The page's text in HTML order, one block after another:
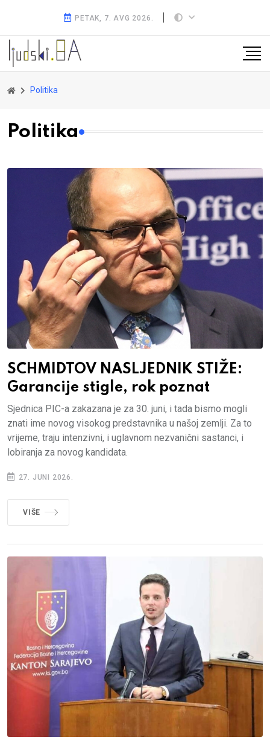
PETAK, 7. AVG 2026.
Politika
Politika
SCHMIDTOV NASLJEDNIK STIŽE:
Garancije stigle, rok poznat
Sjednica PIC-a zakazana je za 30. juni, i tada bismo mogli
znati ime novog visokog predstavnika u našoj zemlji. Za to
vrijeme, traju intenzivni, i uglavnom nezvanični sastanci, i
lobiranja za novog kandidata.
27. JUNI 2026.
VIŠE